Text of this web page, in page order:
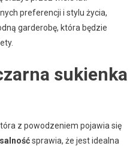
preferencji i stylu życia,
garderobę, która będzie
sukienka
z powodzeniem pojawia się
sprawia, że jest idealna